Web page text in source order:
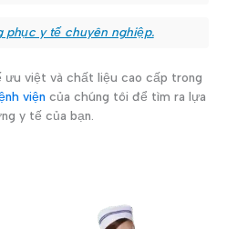
phục y tế chuyên nghiệp.
việt và chất liệu cao cấp trong
viện của chúng tôi để tìm ra lựa
y tế của bạn.